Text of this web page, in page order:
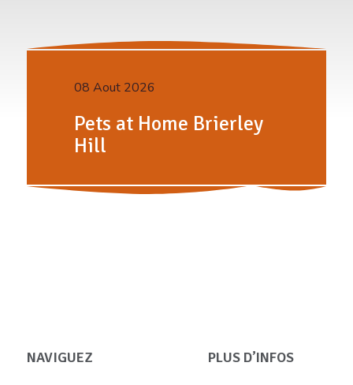
08 Aout 2026
Pets at Home Brierley
Hill
NAVIGUEZ PLUS D’INFOS